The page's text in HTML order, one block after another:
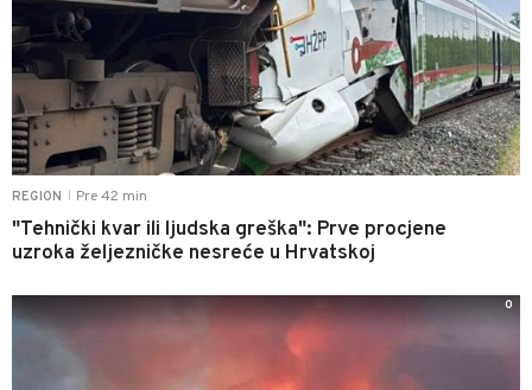
REGION Pre 42 min
"Tehnički kvar ili ljudska greška": Prve procjene
uzroka željezničke nesreće u Hrvatskoj
0